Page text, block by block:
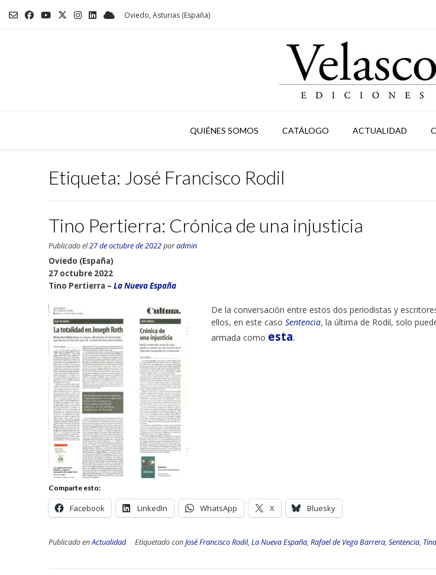
Oviedo, Asturias (España)
QUIÉNES SOMOS CATÁLOGO ACTUALIDAD
Etiqueta: José Francisco Rodil
Tino Pertierra: Crónica de una injusticia
Publicado el27 de octubre de 2022poradmin
Oviedo (España)
27 octubre 2022
Tino Pertierra – La Nueva España
De la conversación entre estos dos periodistas y
ellos, en este caso Sentencia, la última de Rodil, solo
armada como esta.
Comparte esto:
Facebook LinkedIn WhatsApp X Bluesky
Publicado enActualidad Etiquetado conJosé Francisco Rodil, La Nueva España, Rafael de Vega Barrera, Sentencia,